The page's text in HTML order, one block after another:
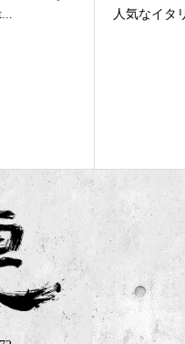
人気なイタリアン、t...